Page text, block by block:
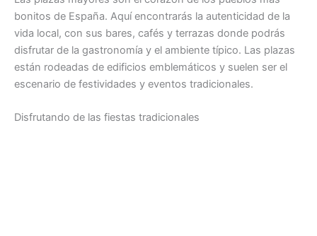
bonitos de España. Aquí encontrarás la autenticidad de la
vida local, con sus bares, cafés y terrazas donde podrás
disfrutar de la gastronomía y el ambiente típico. Las plazas
están rodeadas de edificios emblemáticos y suelen ser el
escenario de festividades y eventos tradicionales.
Disfrutando de las fiestas tradicionales